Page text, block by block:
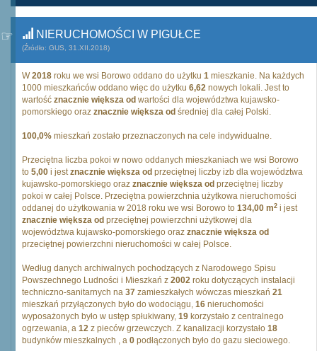
NIERUCHOMOŚCI W PIGUŁCE
(Źródło: GUS, 31.XII.2018)
W2018 roku we wsi Borowo oddano do użytku 1 mieszkanie. Na każdych
1000 mieszkańców oddano więc do użytku 6,62 nowych lokali. Jest to
wartość znacznie większa od wartości dla województwa kujawsko-
pomorskiego oraz znacznie większa od średniej dla całej Polski.
100,0% mieszkań zostało przeznaczonych na cele indywidualne.
Przeciętna liczba pokoi w nowo oddanych mieszkaniach we wsi Borowo
to 5,00 i jestznacznie większa od przeciętnej liczby izb dla województwa
kujawsko-pomorskiego oraz znacznie większa od przeciętnej liczby
pokoi w całej Polsce. Przeciętna powierzchnia użytkowa nieruchomości
oddanej do użytkowania w 2018 roku we wsi Borowo to 134,00 m2 i jest
znacznie większa od przeciętnej powierzchni użytkowej dla
województwa kujawsko-pomorskiego oraz znacznie większa od
przeciętnej powierzchni nieruchomości w całej Polsce.
Według danych archiwalnych pochodzących z Narodowego Spisu
Powszechnego Ludności i Mieszkań z 2002 roku dotyczących instalacji
techniczno-sanitarnych na 37 zamieszkałych wówczas mieszkań 21
mieszkań przyłączonych było do wodociągu, 16 nieruchomości
wyposażonych było w ustęp spłukiwany, 19 korzystało z centralnego
ogrzewania, a 12 z pieców grzewczych. Z kanalizacji korzystało 18
budynków mieszkalnych , a 0 podłączonych było do gazu sieciowego.